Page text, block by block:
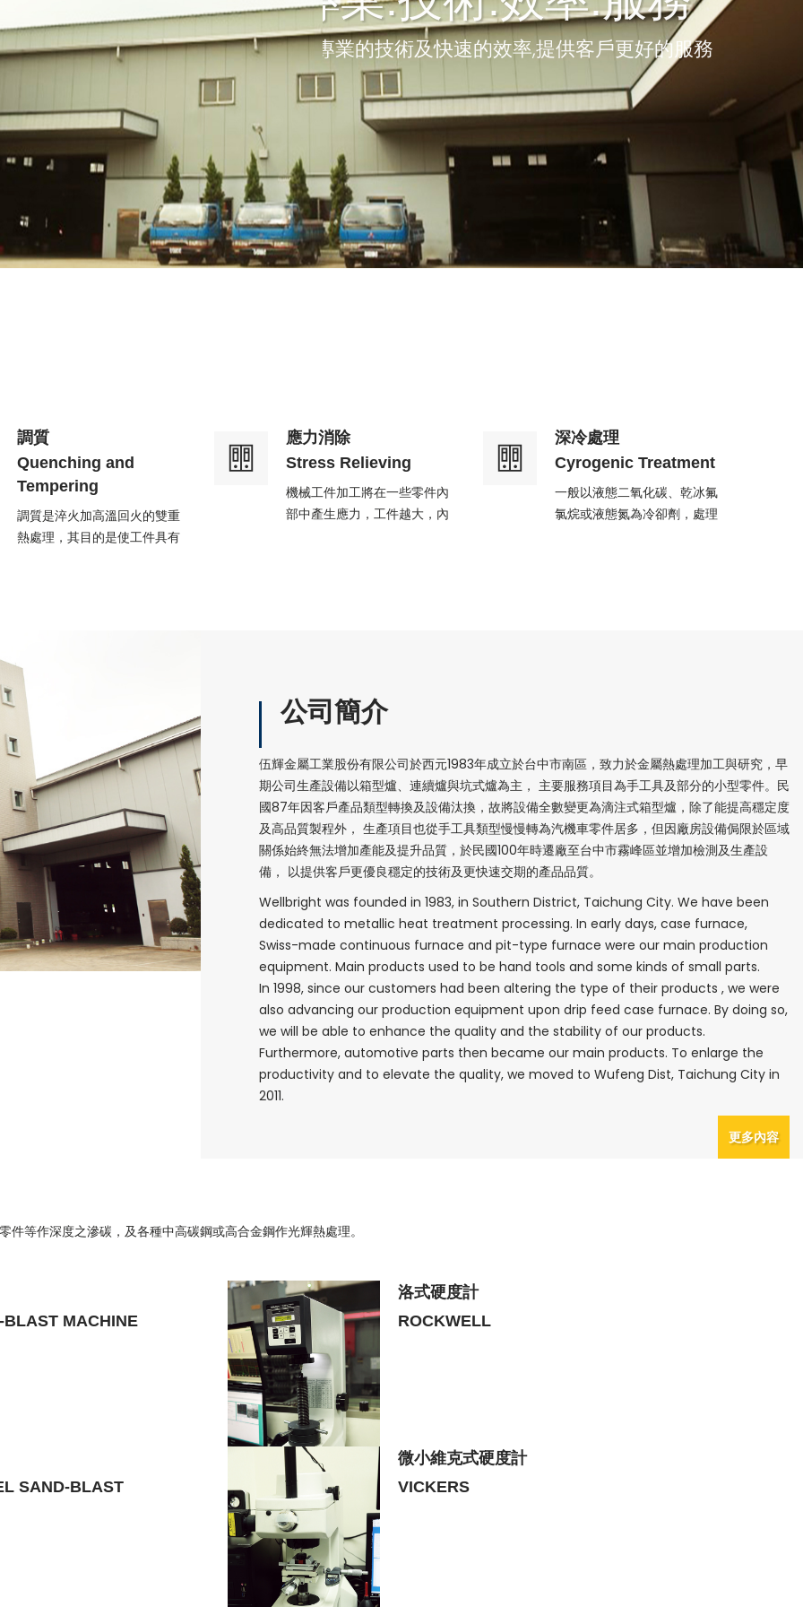
以專業的技術及快速的效率,提供客戶更好的服務
調質
Quenching and
Tempering
調質是淬火加高溫回火的雙重
熱處理，其目的是使工件具有
應力消除
Stress Relieving
機械工件加工將在一些零件內
部中產生應力，工件越大，內
深冷處理
Cyrogenic Treatment
一般以液態二氧化碳、乾冰氟
氯烷或液態氮為冷卻劑，處理
公司簡介
伍輝金屬工業股份有限公司於西元1983年成立於台中市南區，致力於金屬熱處理加工與研究，早
期公司生產設備以箱型爐、連續爐與坑式爐為主， 主要服務項目為手工具及部分的小型零件。民
國87年因客戶產品類型轉換及設備汰換，故將設備全數變更為滴注式箱型爐，除了能提高穩定度
及高品質製程外， 生產項目也從手工具類型慢慢轉為汽機車零件居多，但因廠房設備侷限於區域
關係始終無法增加產能及提升品質，於民國100年時遷廠至台中市霧峰區並增加檢測及生產設
備， 以提供客戶更優良穩定的技術及更快速交期的產品品質。
Wellbright was founded in 1983, in Southern District, Taichung City. We have been
dedicated to metallic heat treatment processing. In early days, case furnace,
Swiss-made continuous furnace and pit-type furnace were our main production
equipment. Main products used to be hand tools and some kinds of small parts.
In 1998, since our customers had been altering the type of their products , we were
also advancing our production equipment upon drip feed case furnace. By doing so,
we will be able to enhance the quality and the stability of our products.
Furthermore, automotive parts then became our main products. To enlarge the
productivity and to elevate the quality, we moved to Wufeng Dist, Taichung City in
2011.
更多內容
等作深度之滲碳，及各種中高碳鋼或高合金鋼作光輝熱處理。
勃式硬度計
BRINELL
里氏硬度計
LEEB HARDNESS TESTER